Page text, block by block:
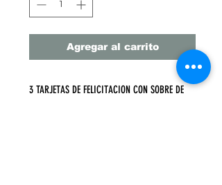
Agregar al carrito
3 TARJETAS DE FELICITACION CON SOBRE DE